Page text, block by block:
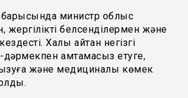
министр облыс
белсенділермен және
Халық айтқан негізгі
қамтамасыз етуге,
және медициналық көмек